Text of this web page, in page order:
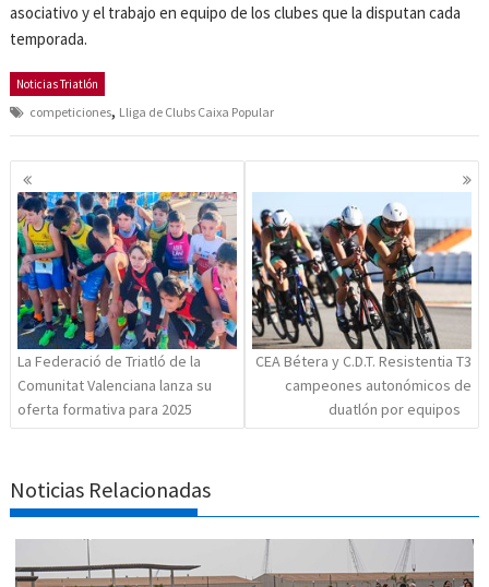
asociativo y el trabajo en equipo de los clubes que la disputan cada
temporada.
Noticias Triatlón
competiciones, Lliga de Clubs Caixa Popular
Navegación
de
entradas
La Federació de Triatló de la
Comunitat Valenciana lanza su
oferta formativa para 2025
CEA Bétera y C.D.T. Resistentia T3
campeones autonómicos de
duatlón por equipos
Noticias Relacionadas